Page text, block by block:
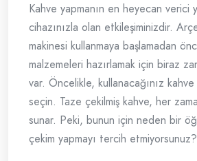
Kahve yapmanın en heyecan verici
cihazınızla olan etkileşiminizdir.
makinesi kullanmaya başlamadan
malzemeleri hazırlamak için biraz
var. Öncelikle, kullanacağınız
seçin. Taze çekilmiş kahve, her
sunar. Peki, bunun için neden bir
çekim yapmayı tercih etmiyorsunuz?